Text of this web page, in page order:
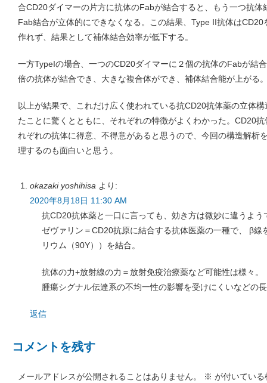
合CD20ダイマーの片方に抗体のFabが結合すると、もう一つ抗
Fab結合が立体的にできなくなる。この結果、Type II抗体は
作れず、結果として補体結合効率が低下する。
一方TypeIの場合、一つのCD20ダイマーに２個の抗体のFabが結
倍の抗体が結合でき、大きな複合体ができ、補体結合能が上がる
以上が結果で、これだけ広く使われている抗CD20抗体薬の立体
たことに驚くとともに、それぞれの特徴がよくわかった。CD20
れぞれの抗体に得意、不得意があると思うので、今回の構造解析
理するのも面白いと思う。
okazaki yoshihisa より:
2020年8月18日 11:30 AM
抗CD20抗体薬と一口に言っても、効き方は微妙に違うよう
ゼヴァリン＝CD20抗原に結合する抗体医薬の一種で、 β線
リウム（90Y））を結合。
抗体の力+放射線の力＝放射免疫治療薬など可能性は様々。
腫瘍シグナル伝達系の不均一性の影響を受けにくいなどの
返信
コメントを残す
メールアドレスが公開されることはありません。 ※ が付いてい